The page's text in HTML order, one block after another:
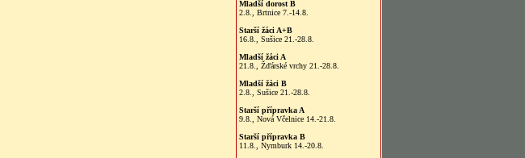
Mladší dorost B
2.8., Brtnice 7.-14.8.
Starší žáci A+B
16.8., Sušice 21.-28.8.
Mladší žáci A
21.8., Žďárské vrchy 21.-28.8.
Mladší žáci B
2.8., Sušice 21.-28.8.
Starší přípravka A
9.8., Nová Včelnice 14.-21.8.
Starší přípravka B
11.8., Nymburk 14.-20.8.